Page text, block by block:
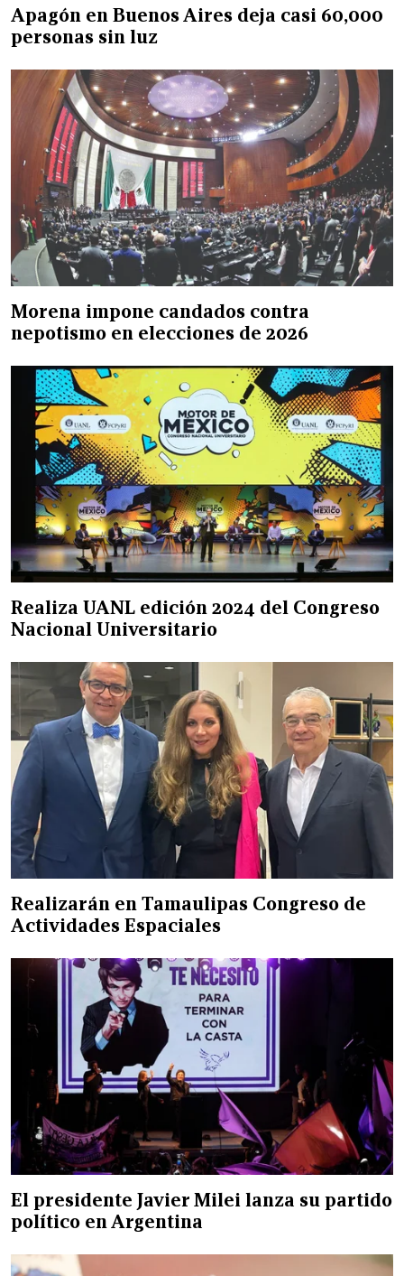
Apagón en Buenos Aires deja casi 60,000
personas sin luz
Morena impone candados contra
nepotismo en elecciones de 2026
Realiza UANL edición 2024 del Congreso
Nacional Universitario
Realizarán en Tamaulipas Congreso de
Actividades Espaciales
El presidente Javier Milei lanza su partido
político en Argentina